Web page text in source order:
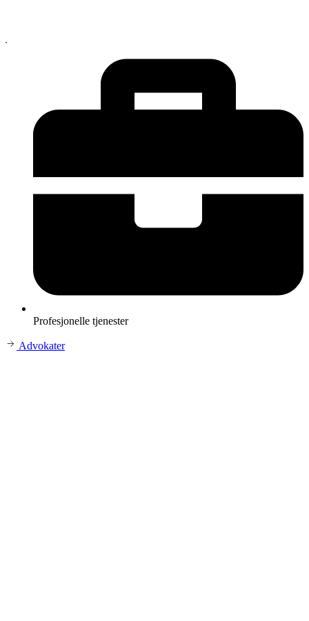
Profesjonelle tjenester
Advokater